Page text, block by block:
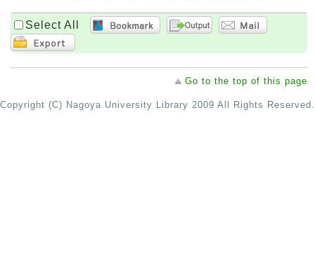
Select All
Go to the top of this page
Copyright (C) Nagoya University Library 2009 All Rights Reserved.